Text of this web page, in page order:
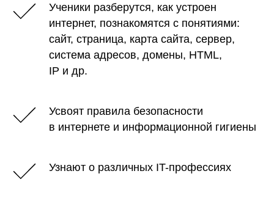
Ученики разберутся, как устроен
интернет, познакомятся с понятиями:
сайт, страница, карта сайта, сервер,
система адресов, домены, HTML,
IP и др.
Усвоят правила безопасности
в интернете и информационной гигиены
Узнают о различных IT-профессиях